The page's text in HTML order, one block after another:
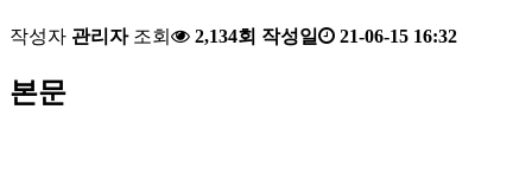
작성자 관리자 조회 2,134회 작성일 21-06-15 16:32
본문